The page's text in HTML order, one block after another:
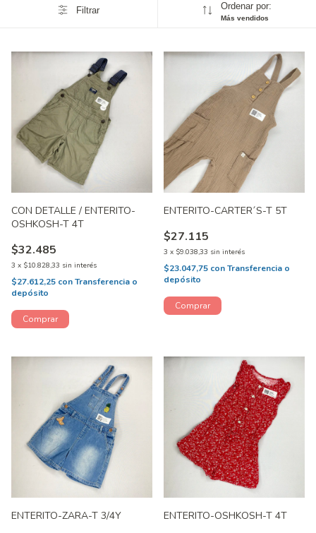
Filtrar Ordenar por:
Más vendidos
CON DETALLE / ENTERITO-
OSHKOSH-T 4T
$32.485
3 x $10.828,33 sin interés
$27.612,25 conTransferencia o
depósito
ENTERITO-CARTER´S-T 5T
$27.115
3 x $9.038,33 sin interés
$23.047,75 conTransferencia o
depósito
ENTERITO-ZARA-T 3/4Y ENTERITO-OSHKOSH-T 4T